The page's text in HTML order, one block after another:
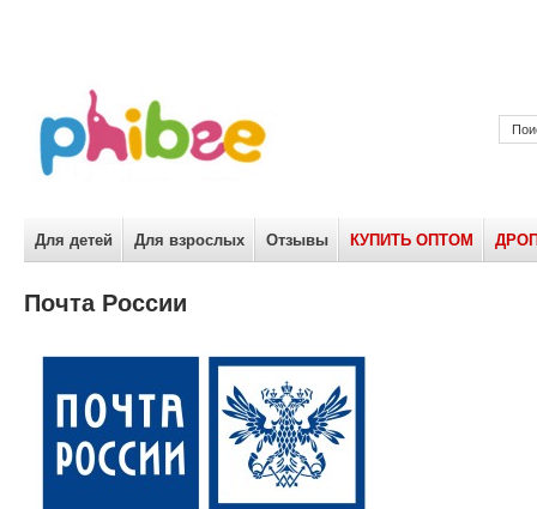
Для детей Для взрослых Отзывы КУПИТЬ ОПТОМ
Почта России